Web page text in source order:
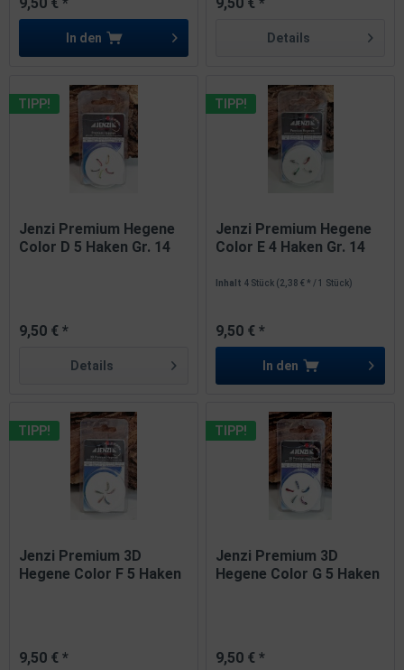
In den Details
TIPP!
Jenzi Premium Hegene
Color D 5 Haken Gr. 14
9,50 € *
Details
TIPP!
Jenzi Premium Hegene
Color E 4 Haken Gr. 14
Inhalt 4 Stück (2,38 € * / 1 Stück)
9,50 € *
In den
TIPP!
Jenzi Premium 3D
Hegene Color F 5 Haken
9,50 € *
TIPP!
Jenzi Premium 3D
Hegene Color G 5 Haken
9,50 € *